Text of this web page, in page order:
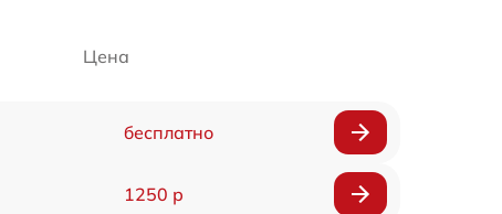
Цена
бесплатно
1250 р